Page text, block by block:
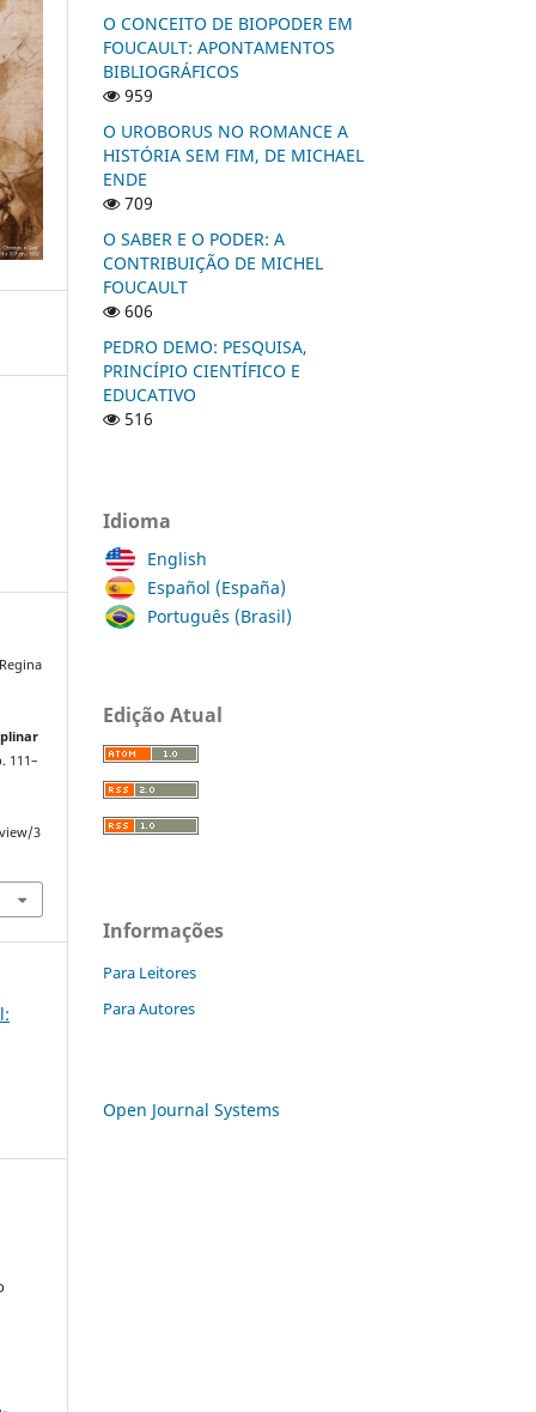
111–
3
O CONCEITO DE BIOPODER EM
FOUCAULT: APONTAMENTOS
BIBLIOGRÁFICOS
959
O UROBORUS NO ROMANCE A
HISTÓRIA SEM FIM, DE MICHAEL
ENDE
709
O SABER E O PODER: A
CONTRIBUIÇÃO DE MICHEL
FOUCAULT
606
PEDRO DEMO: PESQUISA,
PRINCÍPIO CIENTÍFICO E
EDUCATIVO
516
Idioma
English
Español (España)
Português (Brasil)
Edição Atual
Informações
Para Leitores
Para Autores
Open Journal Systems